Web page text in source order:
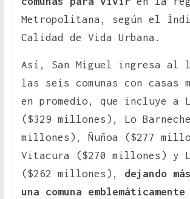
Metropolitana, según el
Calidad de Vida Urbana.
Así, San Miguel ingresa al
las seis comunas con casas
en promedio, que incluye a
($329 millones), Lo
millones), Ñuñoa ($277
Vitacura ($270 millones) y
($262 millones), dejando
una comuna